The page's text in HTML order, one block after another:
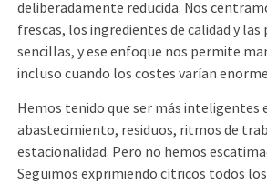
deliberadamente reducida. Nos
frescas, los ingredientes de calidad y las
sencillas, y ese enfoque nos permite
incluso cuando los costes varían
Hemos tenido que ser más inteligentes
abastecimiento, residuos, ritmos de
estacionalidad. Pero no hemos
Seguimos exprimiendo cítricos todos